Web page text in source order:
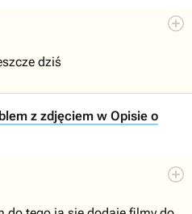
dziś
z zdjęciem w Opisie o